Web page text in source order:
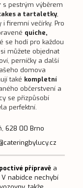
s pestrým výběrem
a tartaletky,
firemní večírky. Pro
quiche,
se hodí pro každou
můžete objednat
perníčky a další
domova
také kompletní
občerstvení a
se přizpůsobí
perfektní.
628 00 Brno
poctivé přípravěa
nabídce nechybí